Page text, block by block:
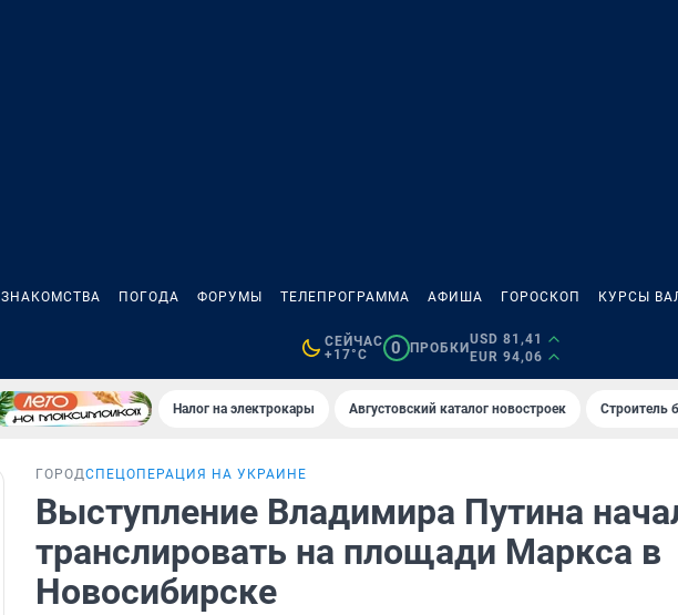
ЗНАКОМСТВА ПОГОДА ФОРУМЫ ТЕЛЕПРОГРАММА АФИША ГОРОСКОП КУРСЫ
СЕЙЧАС
+17°C
0 ПРОБКИ
USD 81,41
EUR 94,06
Налог на электрокары Августовский каталог новостроек Строитель
ГОРОДСПЕЦОПЕРАЦИЯ НА УКРАИНЕ
Выступление Владимира Путина
транслировать на площади Маркса в
Новосибирске